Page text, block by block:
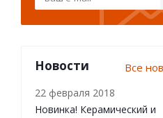
Новости Все
22 февраля 2018
Новинка! Керамический и